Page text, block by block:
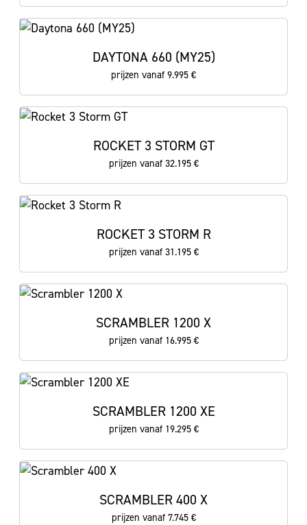
DAYTONA 660 (MY25)
prijzen vanaf 9.995 €
ROCKET 3 STORM GT
prijzen vanaf 32.195 €
ROCKET 3 STORM R
prijzen vanaf 31.195 €
SCRAMBLER 1200 X
prijzen vanaf 16.995 €
SCRAMBLER 1200 XE
prijzen vanaf 19.295 €
SCRAMBLER 400 X
prijzen vanaf 7.745 €